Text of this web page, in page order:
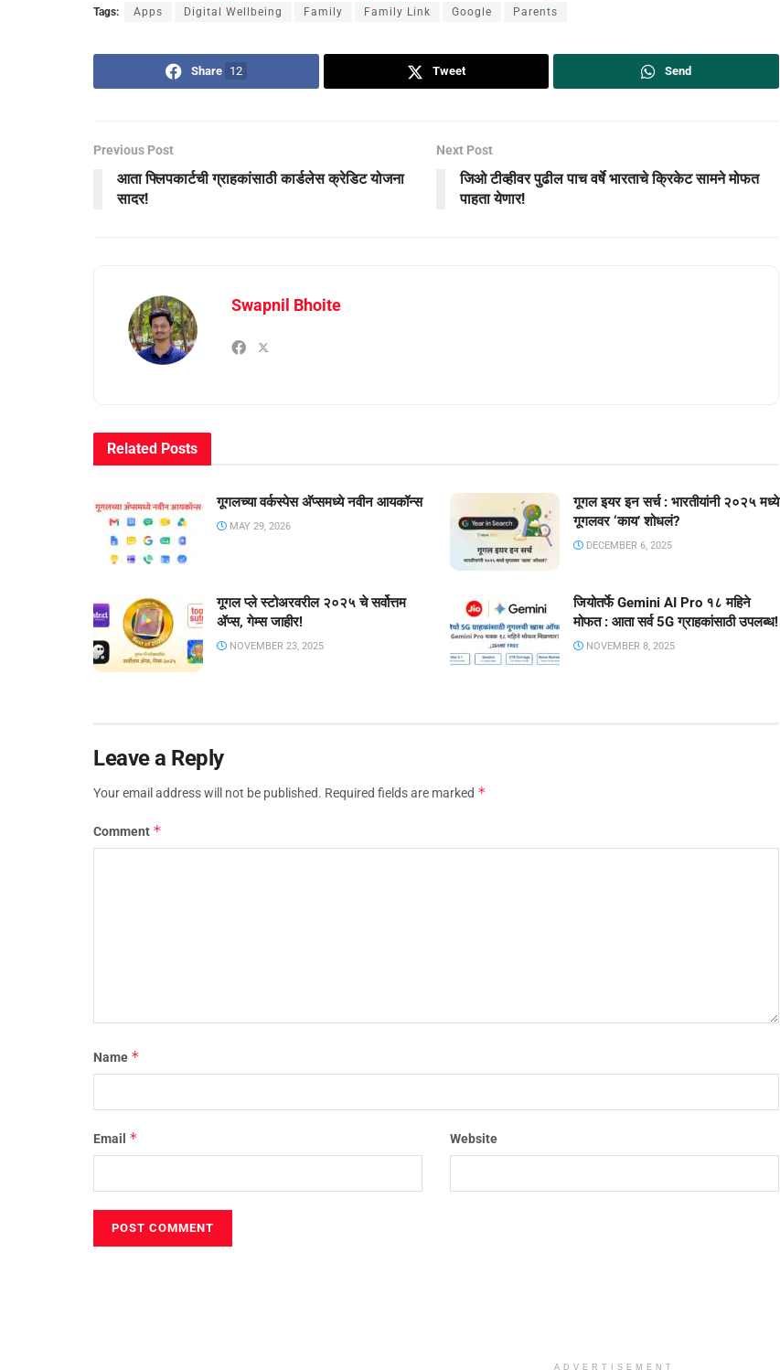
Tags: Apps Digital Wellbeing Family Family Link Google Parents
Share 12 Tweet Send
Previous Post
आता फ्लिपकार्टची ग्राहकांसाठी कार्डलेस क्रेडिट योजना
सादर!
Next Post
जिओ टीव्हीवर पुढील पाच वर्षे भारताचे क्रिकेट सामने मोफत
पाहता येणार!
Swapnil Bhoite
Related Posts
गूगलच्या वर्कस्पेस अ‍ॅप्समध्ये नवीन आयकॉन्स
MAY 29, 2026
गूगल इयर इन सर्च : भारतीयांनी २०२५ मध्ये
गूगलवर ‘काय’ शोधलं?
DECEMBER 6, 2025
गूगल प्ले स्टोअरवरील २०२५ चे सर्वोत्तम
ॲप्स, गेम्स जाहीर!
NOVEMBER 23, 2025
जियोतर्फे Gemini AI Pro १८ महिने
मोफत : आता सर्व 5G ग्राहकांसाठी उपलब्ध!
NOVEMBER 8, 2025
Leave a Reply
Your email address will not be published. Required fields are marked *
Comment *
Name *
Email * Website
ADVERTISEMENT